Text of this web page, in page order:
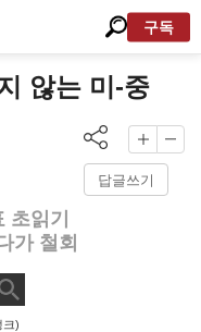
구독
않는 미-중
답글쓰기
읽기
가 철회
크)